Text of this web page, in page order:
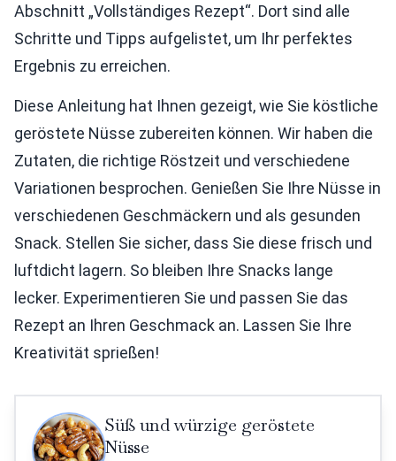
Abschnitt „Vollständiges Rezept“. Dort sind alle
Schritte und Tipps aufgelistet, um Ihr perfektes
Ergebnis zu erreichen.
Diese Anleitung hat Ihnen gezeigt, wie Sie köstliche
geröstete Nüsse zubereiten können. Wir haben die
Zutaten, die richtige Röstzeit und verschiedene
Variationen besprochen. Genießen Sie Ihre Nüsse in
verschiedenen Geschmäckern und als gesunden
Snack. Stellen Sie sicher, dass Sie diese frisch und
luftdicht lagern. So bleiben Ihre Snacks lange
lecker. Experimentieren Sie und passen Sie das
Rezept an Ihren Geschmack an. Lassen Sie Ihre
Kreativität sprießen!
Süß und würzige geröstete
Nüsse